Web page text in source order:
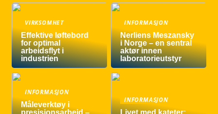
VIRKSOMHET
Effektive løftebord
for optimal
arbeidsflyt i
industrien
INFORMASJON
Nerliens Meszansky
i Norge – en sentral
aktør innen
laboratorieutstyr
INFORMASJON
Måleverktøy i
presisjonsarbeid –
INFORMASJON
Livet med kateter: